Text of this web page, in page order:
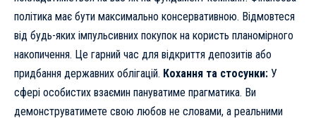
політика має бути максимально консервативною. Відмовтеся
від будь-яких імпульсивних покупок на користь планомірного
накопичення. Це гарний час для відкриття депозитів або
придбання державних облігацій. Кохання та стосунки: У
сфері особистих взаємин пануватиме прагматика. Ви
демонструватимете свою любов не словами, а реальними